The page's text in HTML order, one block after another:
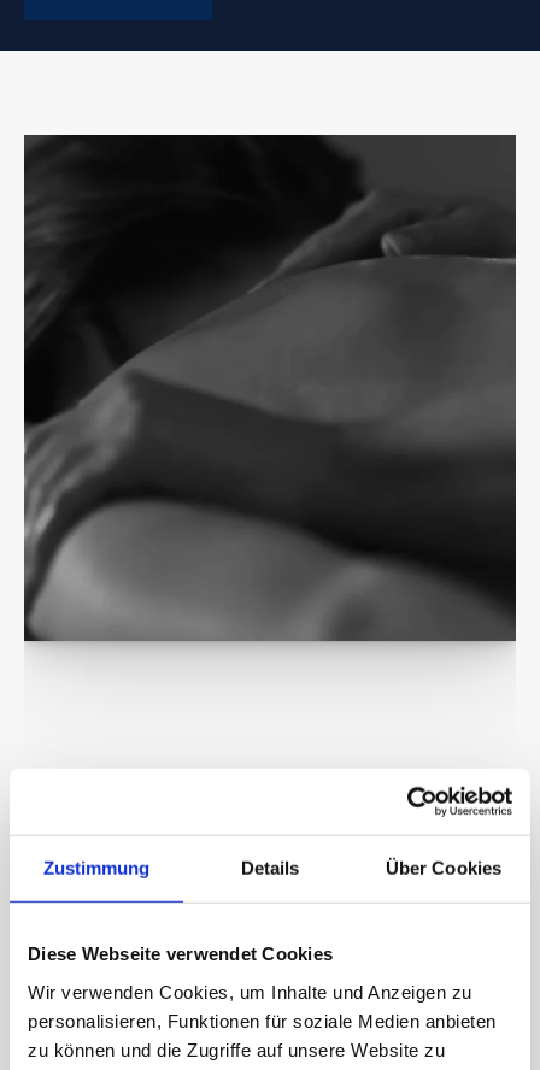
Zustimmung Details Über Cookies
Diese Webseite verwendet Cookies
Wir verwenden Cookies, um Inhalte und Anzeigen zu
personalisieren, Funktionen für soziale Medien anbieten
zu können und die Zugriffe auf unsere Website zu
Verspannungslösung
Gezielte Massagetechniken helfen, verspannte Muskeln
im Rücken- und Schulterbereich zu lösen.